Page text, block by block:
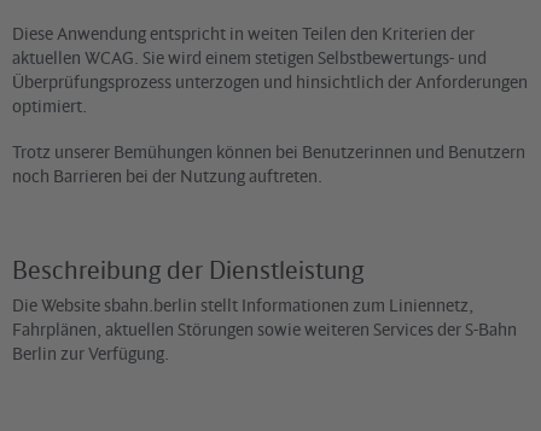
Diese Anwendung entspricht in weiten Teilen den Kriterien der
aktuellen WCAG. Sie wird einem stetigen Selbstbewertungs- und
Überprüfungsprozess unterzogen und hinsichtlich der Anforderungen
optimiert.
Trotz unserer Bemühungen können bei Benutzerinnen und Benutzern
noch Barrieren bei der Nutzung auftreten.
Beschreibung der Dienstleistung
Die Website sbahn.berlin stellt Informationen zum Liniennetz,
Fahrplänen, aktuellen Störungen sowie weiteren Services der S-Bahn
Berlin zur Verfügung.